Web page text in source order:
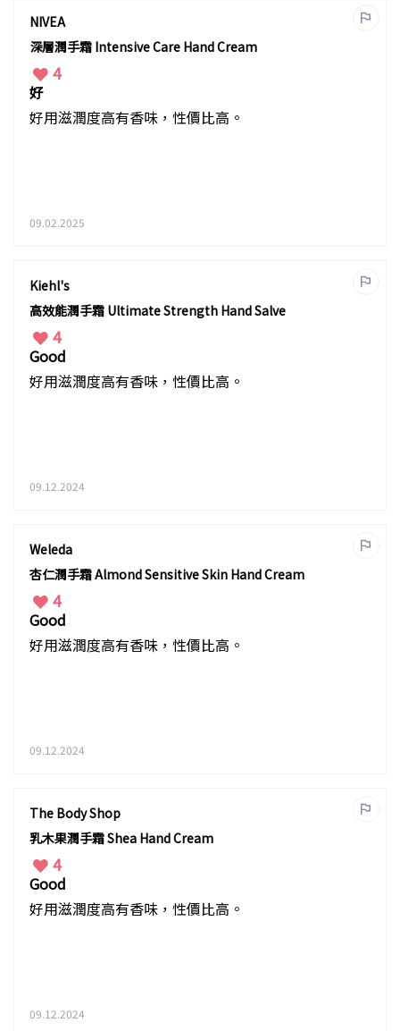
NIVEA
深層潤手霜 Intensive Care Hand Cream
4
好
好用滋潤度高有香味，性價比高。
09.02.2025
Kiehl's
高效能潤手霜 Ultimate Strength Hand Salve
4
Good
好用滋潤度高有香味，性價比高。
09.12.2024
Weleda
杏仁潤手霜 Almond Sensitive Skin Hand Cream
4
Good
好用滋潤度高有香味，性價比高。
09.12.2024
The Body Shop
乳木果潤手霜 Shea Hand Cream
4
Good
好用滋潤度高有香味，性價比高。
09.12.2024